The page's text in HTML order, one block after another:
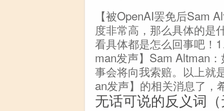
【被OpenAI罢免后Sam
度非常高，那么具体的是
看具体都是怎么回事吧！
man发声】Sam Altman
事会将向我索赔。以上就
an发声】的相关消息了，
无话可说的反义词